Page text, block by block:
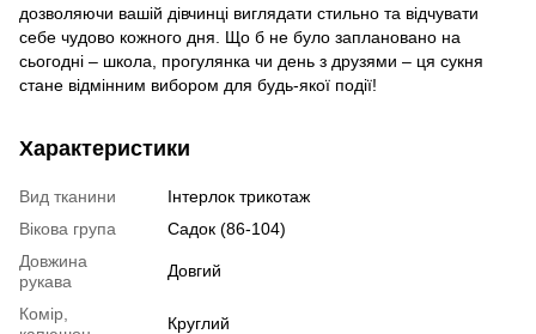
дозволяючи вашій дівчинці виглядати стильно та відчувати
себе чудово кожного дня. Що б не було заплановано на
сьогодні – школа, прогулянка чи день з друзями – ця сукня
стане відмінним вибором для будь-якої події!
Характеристики
Вид тканини
Інтерлок трикотаж
Вікова група
Садок (86-104)
Довжина
рукава
Довгий
Комір,
Круглий